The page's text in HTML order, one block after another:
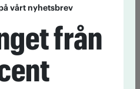
för
ökar risken för
vårt nyhetsbrev
från